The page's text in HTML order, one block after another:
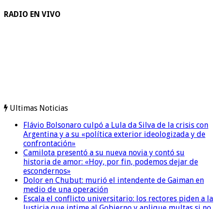
RADIO EN VIVO
Ultimas Noticias
Flávio Bolsonaro culpó a Lula da Silva de la crisis con
Argentina y a su «política exterior ideologizada y de
confrontación»
Camilota presentó a su nueva novia y contó su
historia de amor: «Hoy, por fin, podemos dejar de
escondernos»
Dolor en Chubut: murió el intendente de Gaiman en
medio de una operación
Escala el conflicto universitario: los rectores piden a la